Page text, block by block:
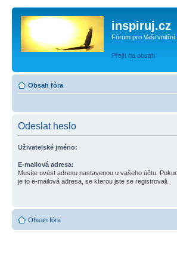
inspiruj.cz
Fórum pro Vaši
Přejít na obsah
Obsah fóra
Odeslat heslo
Uživatelské jméno:
E-mailová adresa:
Musíte uvést adresu nastavenou u vašeho účtu.
je to e-mailová adresa, se kterou jste se registrovali.
Obsah fóra